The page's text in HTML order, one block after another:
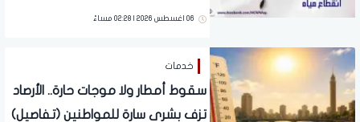
عودة الخدمة
06 اغسطس 2026 | 02:28 مساءً
خدمات
سقوط أمطار ولا موجات حارة.. الأرصاد
تزف بشرى سارة للمواطنين (تفاصيل)